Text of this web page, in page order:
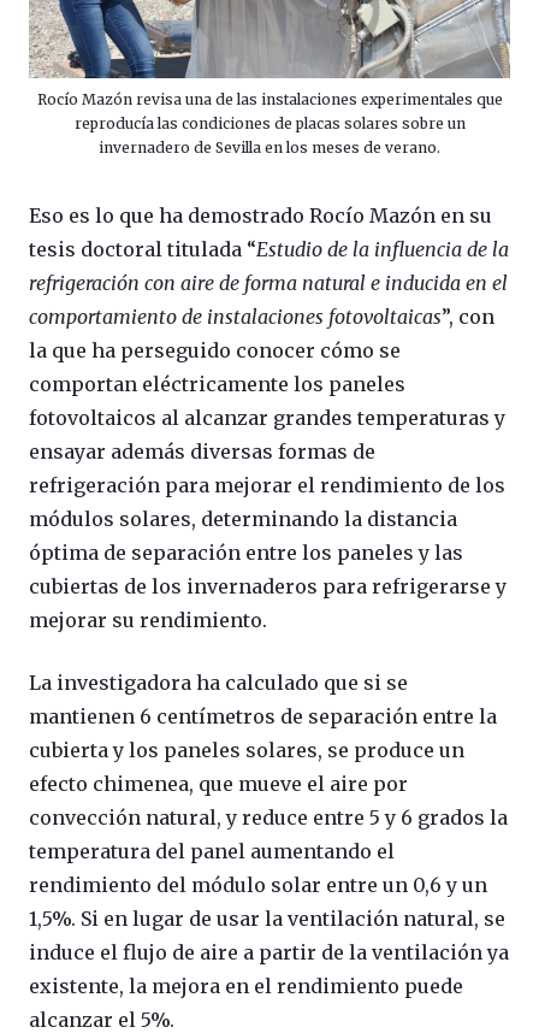
Rocío Mazón revisa una de las instalaciones experimentales que
reproducía las condiciones de placas solares sobre un
invernadero de Sevilla en los meses de verano.
Eso es lo que ha demostrado Rocío Mazón en su
tesis doctoral titulada “Estudio de la influencia de la
refrigeración con aire de forma natural e inducida en el
comportamiento de instalaciones fotovoltaicas”, con
la que ha perseguido conocer cómo se
comportan eléctricamente los paneles
fotovoltaicos al alcanzar grandes temperaturas y
ensayar además diversas formas de
refrigeración para mejorar el rendimiento de los
módulos solares, determinando la distancia
óptima de separación entre los paneles y las
cubiertas de los invernaderos para refrigerarse y
mejorar su rendimiento.
La investigadora ha calculado que si se
mantienen 6 centímetros de separación entre la
cubierta y los paneles solares, se produce un
efecto chimenea, que mueve el aire por
convección natural, y reduce entre 5 y 6 grados la
temperatura del panel aumentando el
rendimiento del módulo solar entre un 0,6 y un
1,5%. Si en lugar de usar la ventilación natural, se
induce el flujo de aire a partir de la ventilación ya
existente, la mejora en el rendimiento puede
alcanzar el 5%.